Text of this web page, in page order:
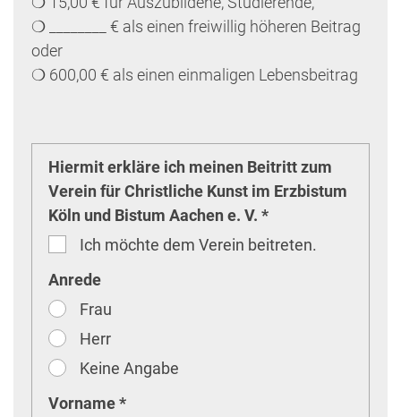
❍ ________ € als einen freiwillig höheren Beitrag
oder
❍ 600,00 € als einen einmaligen Lebensbeitrag
Hiermit erkläre ich meinen Beitritt zum
Verein für Christliche Kunst im Erzbistum
Köln und Bistum Aachen e. V. *
Ich möchte dem Verein beitreten.
Anrede
Frau
Herr
Keine Angabe
Vorname *